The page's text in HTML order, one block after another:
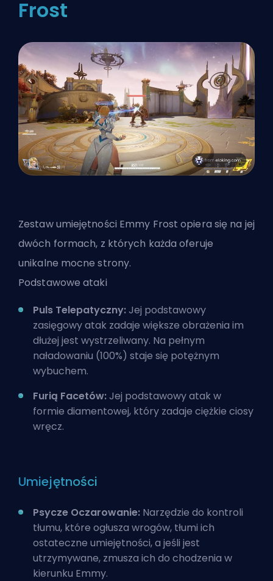
Frost
Zestaw umiejętności Emmy Frost opiera się na jej
dwóch formach, z których każda oferuje
unikalne mocne strony.
Podstawowe ataki
Puls Telepatyczny:Jej podstawowy
zasięgowy atak zadaje większe obrażenia im
dłużej jest wystrzeliwany. Na pełnym
naładowaniu (100%) staje się potężnym
wybuchem.
Furią Facetów:Jej podstawowy atak w
formie diamentowej, który zadaje ciężkie ciosy
wręcz.
Umiejętności
Psycze Oczarowanie: Narzędzie do kontroli
tłumu, które ogłusza wrogów, tłumi ich
ostateczne umiejętności, a jeśli jest
utrzymywane, zmusza ich do chodzenia w
kierunku Emmy.